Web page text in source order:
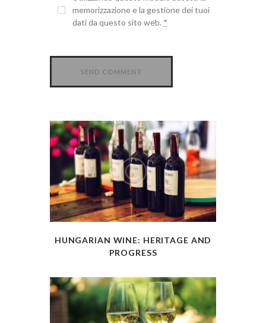
memorizzazione e la gestione dei tuoi
dati da questo sito web. *
HUNGARIAN WINE: HERITAGE AND
PROGRESS